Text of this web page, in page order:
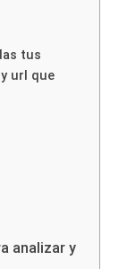
tus
url que
analizar y